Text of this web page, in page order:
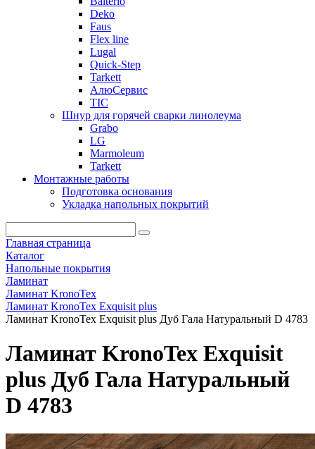
Deko
Faus
Flex line
Lugal
Quick-Step
Tarkett
АлюСервис
ТІС
Шнур для горячей сварки линолеума
Grabo
LG
Marmoleum
Tarkett
Монтажные работы
Подготовка основания
Укладка напольных покрытий
Главная страница
Каталог
Напольные покрытия
Ламинат
Ламинат KronoTex
Ламинат KronoTex Exquisit plus
Ламинат KronoTex Exquisit plus Дуб Гала Натуральный D 4783
Ламинат KronoTex Exquisit
plus Дуб Гала Натуральный
D 4783